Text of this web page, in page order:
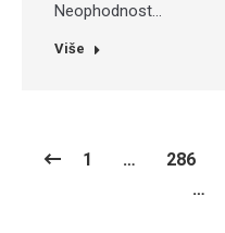
Neophodnost…
Više
1 … 286
…